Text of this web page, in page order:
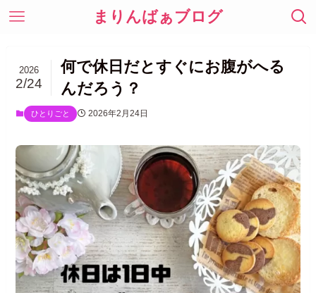
まりんばぁブログ
何で休日だとすぐにお腹がへる
んだろう？
2026
2/24
ひとりごと 2026年2月24日